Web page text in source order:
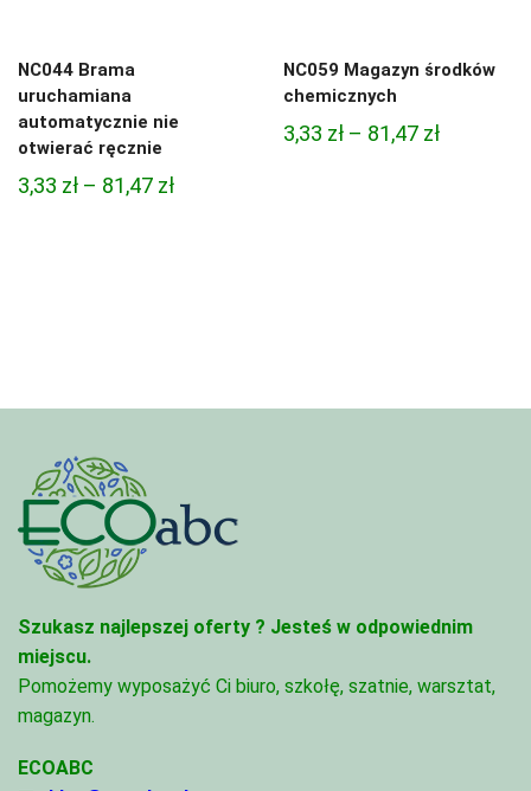
NC044 Brama
uruchamiana
automatycznie nie
otwierać ręcznie
3,33 zł – 81,47 złZakres
NC059 Magazyn środków
chemicznych
3,33 zł – 81,47 złZakres
Szukasz najlepszej oferty ? Jesteś w odpowiednim
miejscu.
Pomożemy wyposażyć Ci biuro, szkołę, szatnie, warsztat,
magazyn.
ECOABC